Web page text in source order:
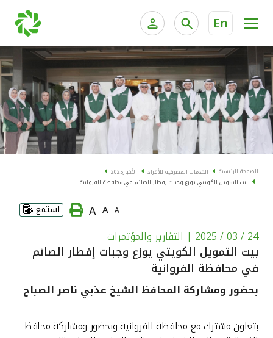
En
الخدمات المصرفية الإلكترونية للأفراد
الخدمات المصرفية الإلكترونية للشركات
خدمة "بيتك" للتداول الإلكتروني
الخدمات المصرفية للأفراد الخدمات المالية الخاصة
الحسابات المصرفية
البطاقات
"برامج العملاء"
الاستثمار
القنوات المصرفية
أدوات وخدمات
الصفحة الرئيسية الخدمات المصرفية للأفراد الأخبار2025
بيت التمويل الكويتي يوزع وجبات إفطار الصائم في محافظة الفروانية
A
A
A استمع
24 / 03 / 2025 | التقارير والمؤتمرات
بيت التمويل الكويتي يوزع وجبات إفطار الصائم
في محافظة الفروانية
بحضور ومشاركة المحافظ الشيخ عذبي ناصر الصباح
بتعاون مشترك مع محافظة الفروانية وبحضور ومشاركة محافظ